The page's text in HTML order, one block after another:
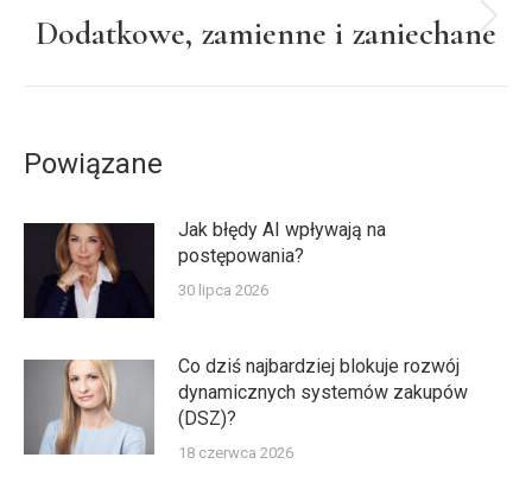
Następny
Dodatkowe, zamienne i zaniechane
Powiązane
Jak błędy AI wpływają na
postępowania?
30 lipca 2026
Co dziś najbardziej blokuje rozwój
dynamicznych systemów zakupów
(DSZ)?
18 czerwca 2026